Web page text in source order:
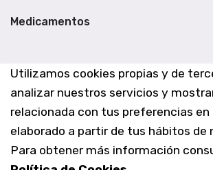
Utilizamos cookies propias y de
analizar nuestros servicios y
relacionada con tus preferencias en
elaborado a partir de tus hábitos de
Para obtener más información
Medicamentos